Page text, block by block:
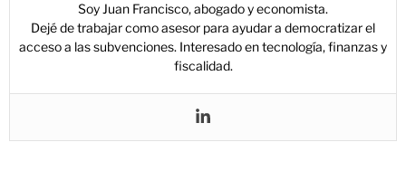
Soy Juan Francisco, abogado y economista.
Dejé de trabajar como asesor para ayudar a democratizar el
acceso a las subvenciones. Interesado en tecnología, finanzas y
fiscalidad.